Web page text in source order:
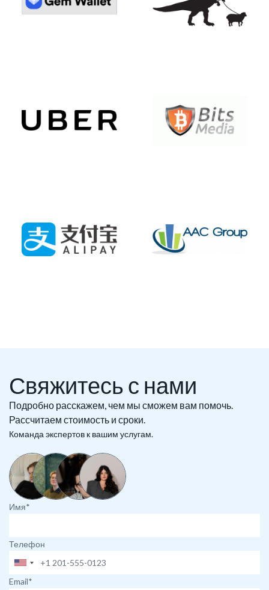
Свяжитесь с нами
Подробно расскажем, чем мы сможем вам помочь.
Рассчитаем стоимость и сроки.
Команда экспертов к вашим услугам.
Имя*
Телефон
Email*